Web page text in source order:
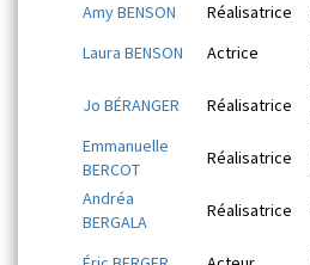
Amy BENSON
Réalisatrice
Laura BENSON
Actrice
Jo BÉRANGER Réalisatrice
Emmanuelle
BERCOT
Réalisatrice
Andréa
BERGALA
Réalisatrice